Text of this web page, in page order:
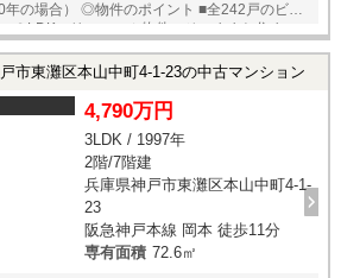
ト ■全242戸のビッ
３LDK、リフォーム物件。そのままお住まい
ありません。音の心配がないです。 ■大規模
時でご内覧可能！★ 当店までお電話いただく
能「内覧予約・お問い合わせ」フォームより
に精通したスタッフが丁寧に対応致します。
希望場所でのお待ち合わせも可能です。
市東灘区本山中町4-1-23の中古マンション
4,790万円
3LDK / 1997年
2階/7階建
兵庫県神戸市東灘区本山中町4-1-
23
阪急神戸本線 岡本 徒歩11分
専有面積 72.6㎡